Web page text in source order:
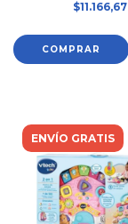
$11.166,67
ENVÍO GRATIS